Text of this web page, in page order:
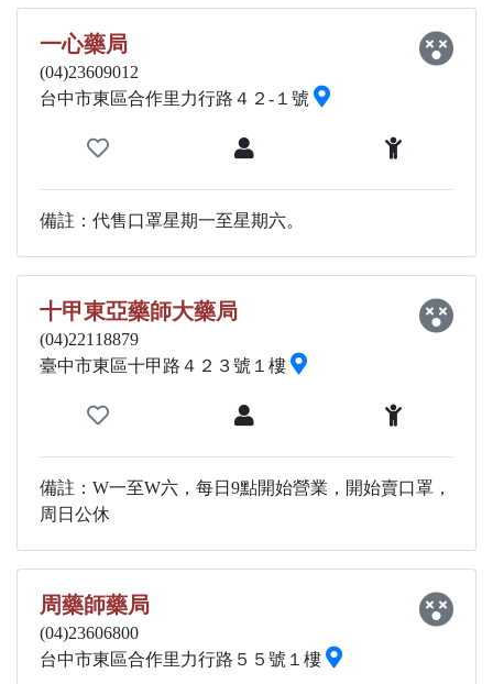
一心藥局
(04)23609012
台中市東區合作里力行路４２-１號
備註：代售口罩星期一至星期六。
十甲東亞藥師大藥局
(04)22118879
臺中市東區十甲路４２３號１樓
備註：W一至W六，每日9點開始營業，開始賣口罩，
周日公休
周藥師藥局
(04)23606800
台中市東區合作里力行路５５號１樓